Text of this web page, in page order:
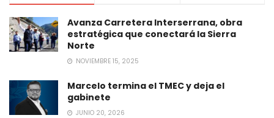
Avanza Carretera Interserrana, obra
estratégica que conectará la Sierra
Norte
NOVIEMBRE 15, 2025
Marcelo termina el TMEC y deja el
gabinete
JUNIO 20, 2026